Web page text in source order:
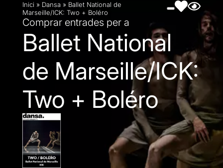
Inici » Dansa » Ballet National de
Marseille/ICK: Two + Boléro
Comprar entrades per a
Ballet National
de Marseille/ICK:
Two + Boléro